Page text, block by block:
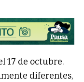
17 de octubre.
diferentes,